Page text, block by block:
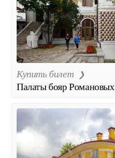
Купить билет
Палаты бояр Романовых